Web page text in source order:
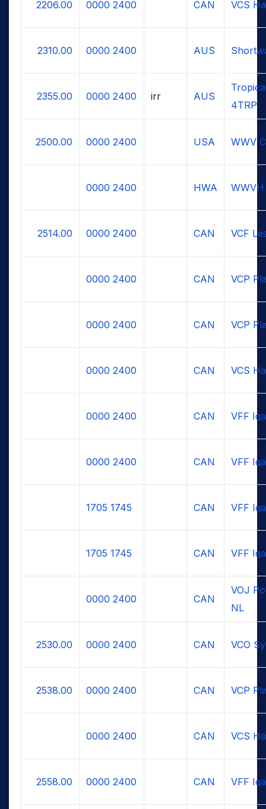
2206.00 0000 2400 CAN VCS
2310.00 0000 2400 AUS
2355.00 0000 2400 irr AUS
4TRP
2500.00 0000 2400 USA WWV
0000 2400 HWA
2514.00 0000 2400 CAN VCF
0000 2400 CAN VCP
0000 2400 CAN VCP
0000 2400 CAN VCS
0000 2400 CAN VFF
0000 2400 CAN VFF
1705 1745 CAN VFF
1705 1745 CAN VFF
0000 2400 CAN
VOJ
NL
2530.00 0000 2400 CAN VCO
2538.00 0000 2400 CAN VCP
0000 2400 CAN VCS
2558.00 0000 2400 CAN VFF